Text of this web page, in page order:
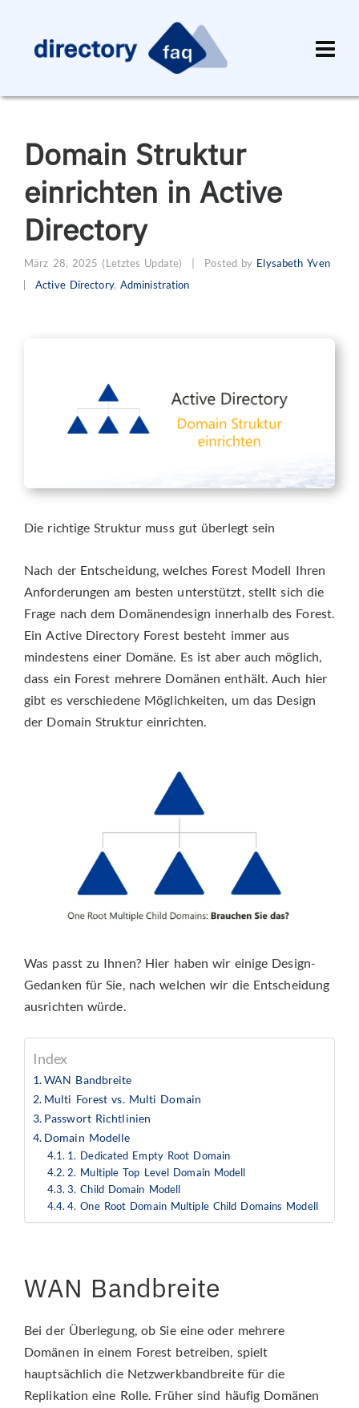
Domain Struktur
einrichten in Active
Directory
März 28, 2025 (Letztes Update) Posted by Elysabeth Yven
Active Directory, Administration
Die richtige Struktur muss gut überlegt sein
Nach der Entscheidung, welches Forest Modell Ihren
Anforderungen am besten unterstützt, stellt sich die
Frage nach dem Domänendesign innerhalb des Forest.
Ein Active Directory Forest besteht immer aus
mindestens einer Domäne. Es ist aber auch möglich,
dass ein Forest mehrere Domänen enthält. Auch hier
gibt es verschiedene Möglichkeiten, um das Design
der Domain Struktur einrichten.
Was passt zu Ihnen? Hier haben wir einige Design-
Gedanken für Sie, nach welchen wir die Entscheidung
ausrichten würde.
Index
WAN Bandbreite
Multi Forest vs. Multi Domain
Passwort Richtlinien
Domain Modelle
1. Dedicated Empty Root Domain
2. Multiple Top Level Domain Modell
3. Child Domain Modell
4. One Root Domain Multiple Child Domains Modell
WAN Bandbreite
Bei der Überlegung, ob Sie eine oder mehrere
Domänen in einem Forest betreiben, spielt
hauptsächlich die Netzwerkbandbreite für die
Replikation eine Rolle. Früher sind häufig Domänen